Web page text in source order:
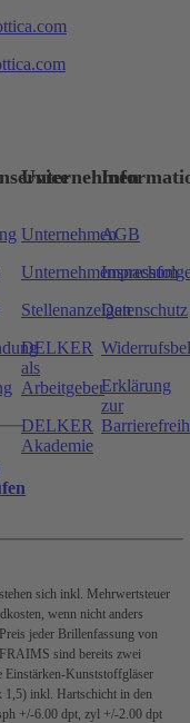
Unternehmen
Unternehmen
Stellenanzeigen
DELKER
als
Arbeitgeber
DELKER
Akademie
AGB
Impressum
Datenschutz
Erklärung
zur
sich inkl. Mehrwertsteuer
wenn nicht anders
jeder Brillenfassung von
sind bereits zwei
Einstärken-Kunststoffgläser
1,5) inkl. Hartschicht in den
+/-6.00 dpt, zyl +/-2.00 dpt